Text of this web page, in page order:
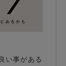
い事がある